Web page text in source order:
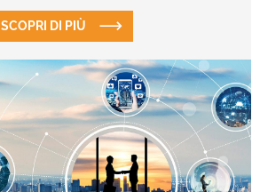
SCOPRI DI PIÙ